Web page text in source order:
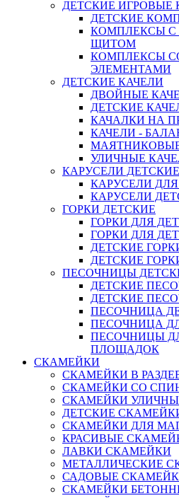
ДЕТСКИЕ
ДЕТСКИЕ
КОМПЛЕКСЫ С
ЩИТОМ
КОМПЛЕКСЫ
ЭЛЕМЕНТАМИ
ДЕТСКИЕ КАЧЕЛИ
ДВОЙНЫЕ
ДЕТСКИЕ
КАЧАЛКИ НА
КАЧЕЛИ -
УЛИЧНЫЕ
КАРУСЕЛИ ДЕТСКИЕ
КАРУСЕЛИ
КАРУСЕЛИ
ГОРКИ ДЕТСКИЕ
ГОРКИ ДЛЯ
ГОРКИ ДЛЯ
ДЕТСКИЕ
ДЕТСКИЕ
ПЕСОЧНИЦЫ
ДЕТСКИЕ
ДЕТСКИЕ
ПЕСОЧНИЦА
ПЕСОЧНИЦА
ПЕСОЧНИЦЫ
ПЛОЩАДОК
СКАМЕЙКИ
СКАМЕЙКИ В
СКАМЕЙКИ СО
СКАМЕЙКИ
ДЕТСКИЕ
СКАМЕЙКИ ДЛЯ
КРАСИВЫЕ
ЛАВКИ СКАМЕЙКИ
МЕТАЛЛИЧЕСКИЕ
САДОВЫЕ
СКАМЕЙКИ